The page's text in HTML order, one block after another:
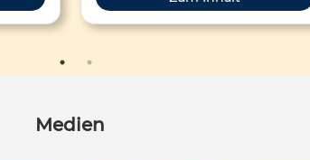
in
auch Menschen. Installiere die
kostenlose App Stop Motion Studio
Medien